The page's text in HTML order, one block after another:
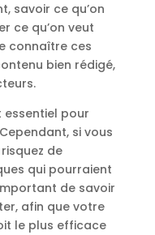
savoir ce qu’on
ce qu’on veut
connaître ces
bien rédigé,
pour
si vous
de
qui pourraient
de savoir
afin que votre
le plus efficace